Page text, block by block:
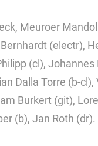
Meuroer
(electr),
(cl), Johannes
Dalla Torre (b-cl),
Burkert (git),
(b), Jan Roth (dr).